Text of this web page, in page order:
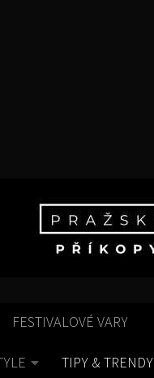
FESTIVALOVÉ VARY
TIPY & TRENDY